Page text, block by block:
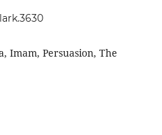
Imam, Persuasion, The